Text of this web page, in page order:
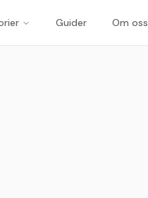
Guider Om oss